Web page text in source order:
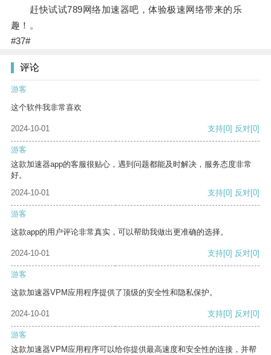
赶快试试789网络加速器吧，体验极速网络带来的乐
趣！。
#37#
评论
游客
这个软件我非常喜欢
2024-10-01 支持[0] 反对[0]
游客
这款加速器app的客服很贴心，遇到问题都能及时解决，服务态度非常
好。
2024-10-01
支持[0] 反对[0]
游客
这款app的用户评论非常真实，可以帮助我做出更准确的选择。
2024-10-01 支持[0] 反对[0]
游客
这款加速器VPM应用程序提供了顶级的安全性和隐私保护。
2024-10-01 支持[0] 反对[0]
游客
这款加速器VPM应用程序可以给你提供最高速度和安全性的连接，并帮